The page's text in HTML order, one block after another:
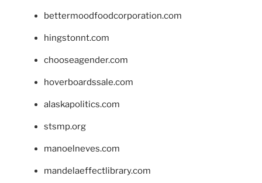
bettermoodfoodcorporation.com
hingstonnt.com
chooseagender.com
hoverboardssale.com
alaskapolitics.com
stsmp.org
manoelneves.com
mandelaeffectlibrary.com